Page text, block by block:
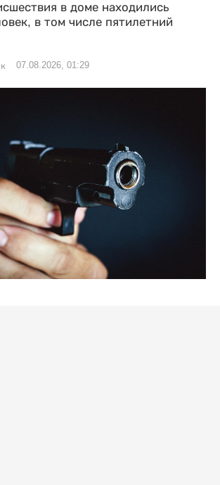
в доме находились
в том числе пятилетний
07.08.2026, 01:29